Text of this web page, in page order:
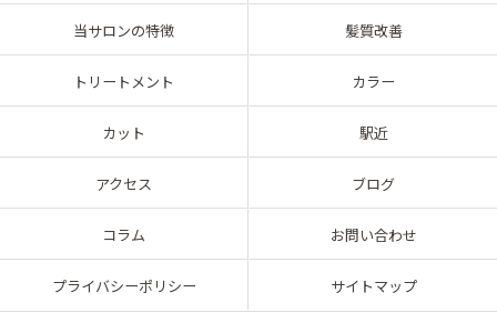
当サロンの特徴 髪質改善
トリートメント カラー
カット 駅近
アクセス ブログ
コラム お問い合わせ
プライバシーポリシー サイトマップ